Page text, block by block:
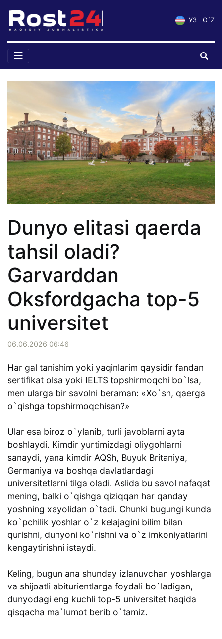
УЗ O`Z
Dunyo elitasi qaerda
tahsil oladi?
Garvarddan
Oksfordgacha top-5
universitet
06.06.2026 06:46
Har gal tanishim yoki yaqinlarim qaysidir fandan
sertifikat olsa yoki IELTS topshirmoqchi bo`lsa,
men ularga bir savolni beraman: «Xo`sh, qaerga
o`qishga topshirmoqchisan?»
Ular esa biroz o`ylanib, turli javoblarni ayta
boshlaydi. Kimdir yurtimizdagi oliygohlarni
sanaydi, yana kimdir AQSh, Buyuk Britaniya,
Germaniya va boshqa davlatlardagi
universitetlarni tilga oladi. Aslida bu savol nafaqat
mening, balki o`qishga qiziqqan har qanday
yoshning xayolidan o`tadi. Chunki bugungi kunda
ko`pchilik yoshlar o`z kelajagini bilim bilan
qurishni, dunyoni ko`rishni va o`z imkoniyatlarini
kengaytirishni istaydi.
Keling, bugun ana shunday izlanuvchan yoshlarga
va shijoatli abiturientlarga foydali bo`ladigan,
dunyodagi eng kuchli top-5 universitet haqida
qisqacha ma`lumot berib o`tamiz.